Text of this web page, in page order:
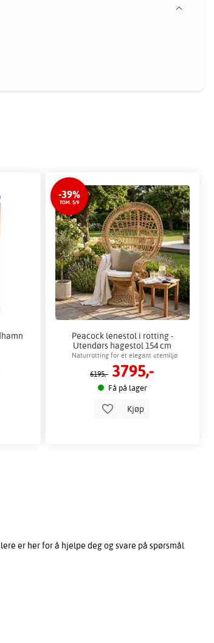
-39%
TOM. 5/9
Peacock lenestol i rotting -
Utendørs hagestol 154 cm
Naturrotting for et elegant utemiljø
6195,- 3795,-
Få på lager
Kjøp
er her for å hjelpe deg og svare på spørsmål